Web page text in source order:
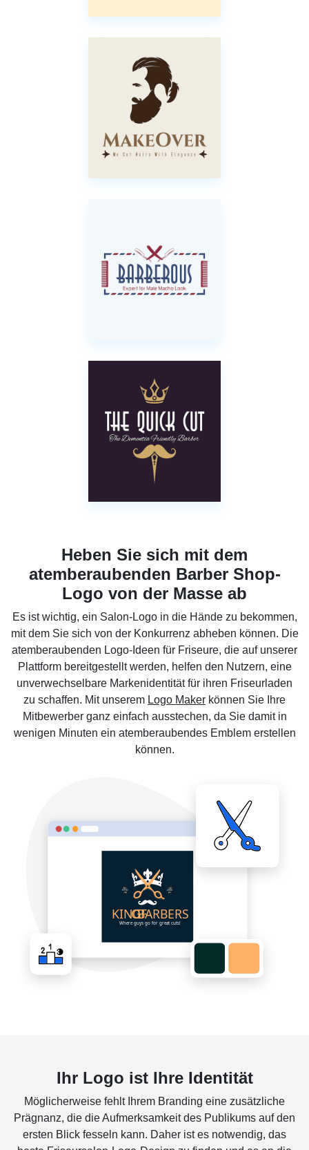
Heben Sie sich mit dem
atemberaubenden Barber Shop-
Logo von der Masse ab
Es ist wichtig, ein Salon-Logo in die Hände zu bekommen,
mit dem Sie sich von der Konkurrenz abheben können. Die
atemberaubenden Logo-Ideen für Friseure, die auf unserer
Plattform bereitgestellt werden, helfen den Nutzern, eine
unverwechselbare Markenidentität für ihren Friseurladen
zu schaffen. Mit unserem Logo Maker können Sie Ihre
Mitbewerber ganz einfach ausstechen, da Sie damit in
wenigen Minuten ein atemberaubendes Emblem erstellen
können.
Ihr Logo ist Ihre Identität
Möglicherweise fehlt Ihrem Branding eine zusätzliche
Prägnanz, die die Aufmerksamkeit des Publikums auf den
ersten Blick fesseln kann. Daher ist es notwendig, das